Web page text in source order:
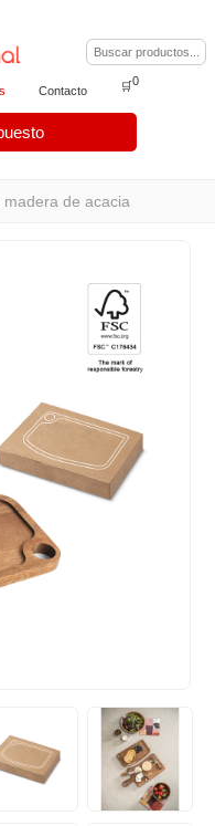
Contacto 🛒0
madera de acacia